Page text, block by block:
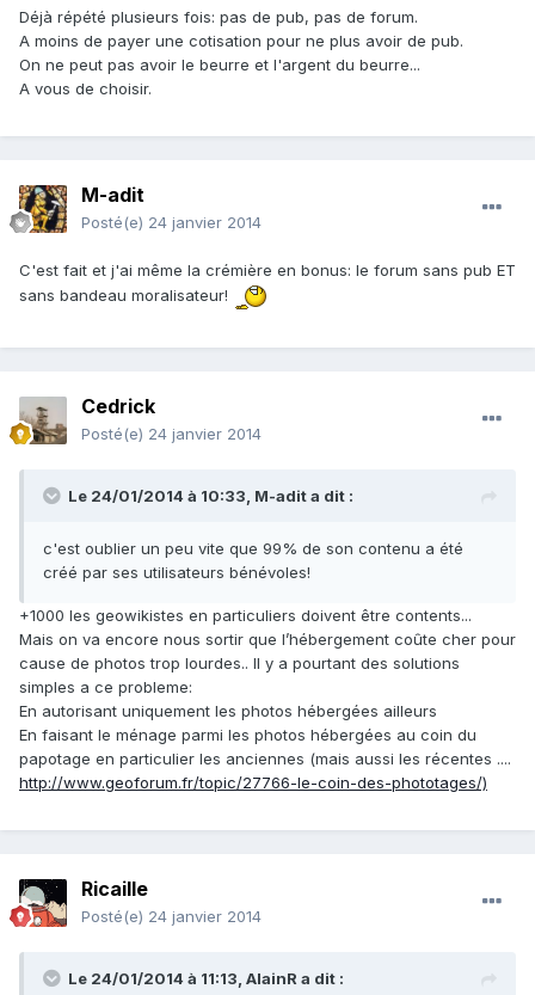
Déjà répété plusieurs fois: pas de pub, pas de forum.
A moins de payer une cotisation pour ne plus avoir de pub.
On ne peut pas avoir le beurre et l'argent du beurre...
A vous de choisir.
M-adit
Posté(e) 24 janvier 2014
C'est fait et j'ai même la crémière en bonus: le forum sans pub ET
sans bandeau moralisateur!
Cedrick
Posté(e) 24 janvier 2014
Le 24/01/2014 à 10:33, M-adit a dit :
c'est oublier un peu vite que 99% de son contenu a été
créé par ses utilisateurs bénévoles!
+1000 les geowikistes en particuliers doivent être contents...
Mais on va encore nous sortir que l’hébergement coûte cher pour
cause de photos trop lourdes.. Il y a pourtant des solutions
simples a ce probleme:
En autorisant uniquement les photos hébergées ailleurs
En faisant le ménage parmi les photos hébergées au coin du
papotage en particulier les anciennes (mais aussi les récentes ....
http://www.geoforum.fr/topic/27766-le-coin-des-phototages/)
Ricaille
Posté(e) 24 janvier 2014
Le 24/01/2014 à 11:13, AlainR a dit :